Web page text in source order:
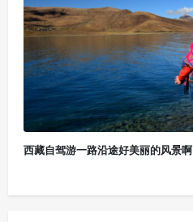
西藏自驾游一路沿途好美丽的风景啊